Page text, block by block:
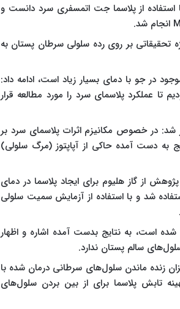
از پلاسما جت اتمسفری سرد دانست و
انجام شد.
تحقیقاتی بر روی رده سلولی سرطان پستان به
در جو با دمای بسیار زیاد است، ادامه داد:
تا عملکرد پلاسمای سرد را مورد مطالعه قرار
شد: در خصوص مکانیزم اثرات پلاسمای سرد بر
به دست آمده حاکی از آپاپتوز (مرگ سلولی)
از گاز هلیوم برای ایجاد پلاسما در دمای
نقطه‌ای در سه زمان مختلف ۶۰، ۹۰ و ۱۲۰ ثانیه استفاده شد و با استفاده از آزمایش سمیت سلولی
است، به نتایج بدست آمده اشاره و اظهار
سالم پستان ندارد.
زنده ماندن سلول‌های سرطانی درمان شده با
تابش پلاسما برای از بین بردن سلول‌های